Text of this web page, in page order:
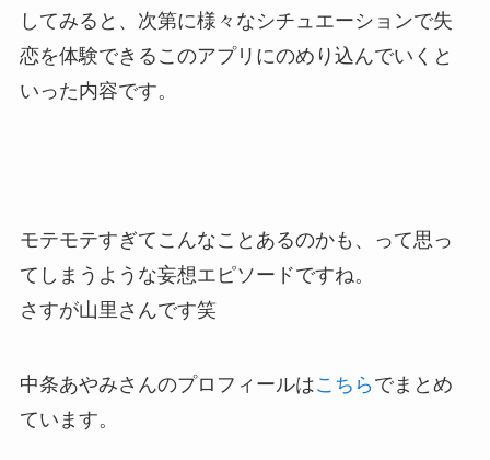
してみると、次第に様々なシチュエーションで失
恋を体験できるこのアプリにのめり込んでいくと
いった内容です。
モテモテすぎてこんなことあるのかも、って思っ
てしまうような妄想エピソードですね。
さすが山里さんです笑
中条あやみさんのプロフィールはこちら でまとめ
ています。